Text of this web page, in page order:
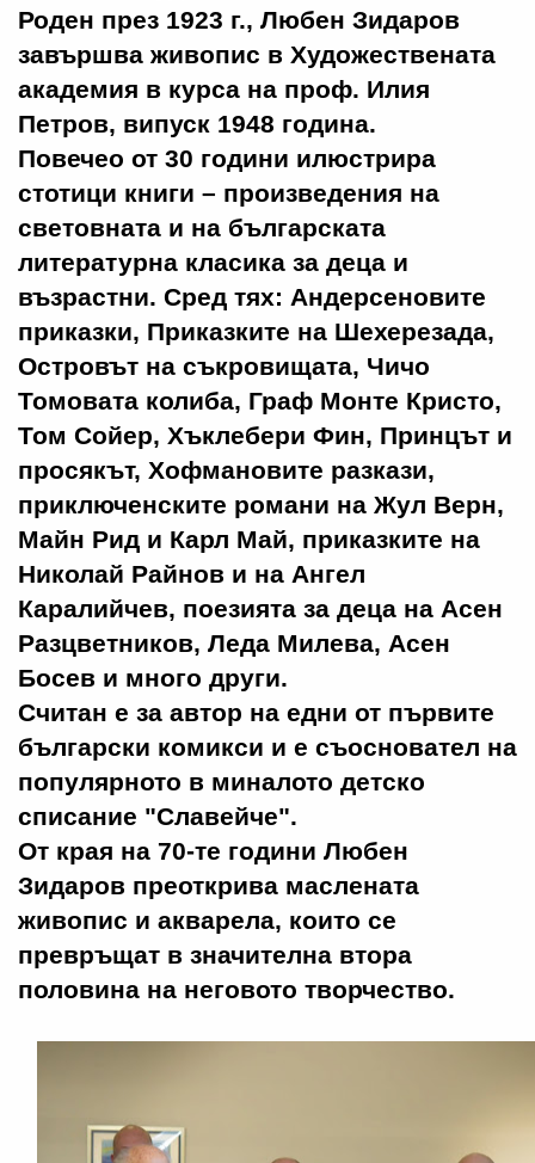
Роден през 1923 г., Любен Зидаров
завършва живопис в Художествената
академия в курса на проф. Илия
Петров, випуск 1948 година.
Повечео от 30 години илюстрира
стотици книги – произведения на
световната и на българската
литературна класика за деца и
възрастни. Сред тях: Андерсеновите
приказки, Приказките на Шехерезада,
Островът на съкровищата, Чичо
Томовата колиба, Граф Монте Кристо,
Том Сойер, Хъклебери Фин, Принцът и
просякът, Хофмановите разкази,
приключенските романи на Жул Верн,
Майн Рид и Карл Май, приказките на
Николай Райнов и на Ангел
Каралийчев, поезията за деца на Асен
Разцветников, Леда Милева, Асен
Босев и много други.
Считан е за автор на едни от първите
български комикси и е съосновател на
популярното в миналото детско
списание "Славейче".
От края на 70-те години Любен
Зидаров преоткрива маслената
живопис и акварела, които се
превръщат в значителна втора
половина на неговото творчество.